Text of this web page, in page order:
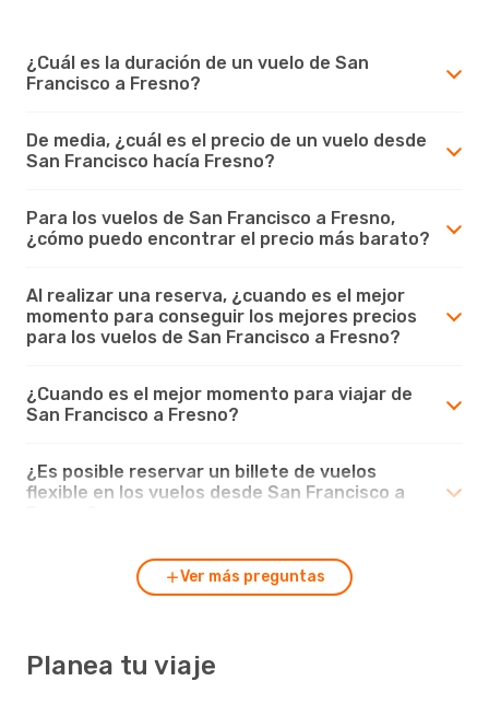
¿Cuál es la duración de un vuelo de San
Francisco a Fresno?
De media, ¿cuál es el precio de un vuelo desde
San Francisco hacía Fresno?
Para los vuelos de San Francisco a Fresno,
¿cómo puedo encontrar el precio más barato?
Al realizar una reserva, ¿cuando es el mejor
momento para conseguir los mejores precios
para los vuelos de San Francisco a Fresno?
¿Cuando es el mejor momento para viajar de
San Francisco a Fresno?
¿Es posible reservar un billete de vuelos
flexible en los vuelos desde San Francisco a
Ver más preguntas
Planea tu viaje